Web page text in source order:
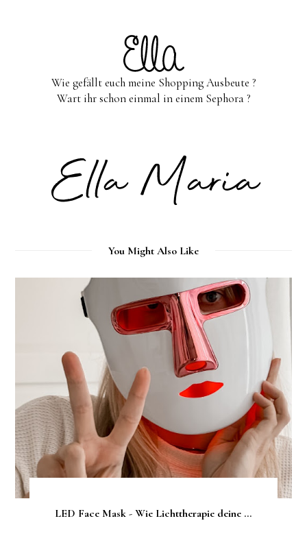
Wie gefällt euch meine Shopping Ausbeute ?
Wart ihr schon einmal in einem Sephora ?
You Might Also Like
LED Face Mask - Wie Lichttherapie deine ...